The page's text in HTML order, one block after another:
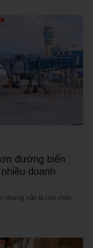
đường biển
doanh
nhưng vẫn là lựa chọn